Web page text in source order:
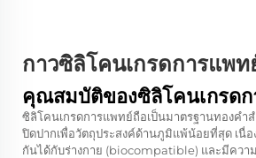
กาวซิลิโคนเกรดการแพท
คุณสมบัติของซิลิโคนเกรด
ซิลิโคนเกรดการแพทย์ถือเป็นมาตรฐานทองคำ
ปิดปากเพื่อวัตถุประสงค์ด้านภูมิแพ้น้อยที่สุด เนื่
กันได้กับร่างกาย (biocompatible) และมีความ